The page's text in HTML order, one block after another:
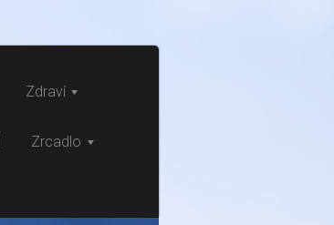
Zdraví
Zrcadlo